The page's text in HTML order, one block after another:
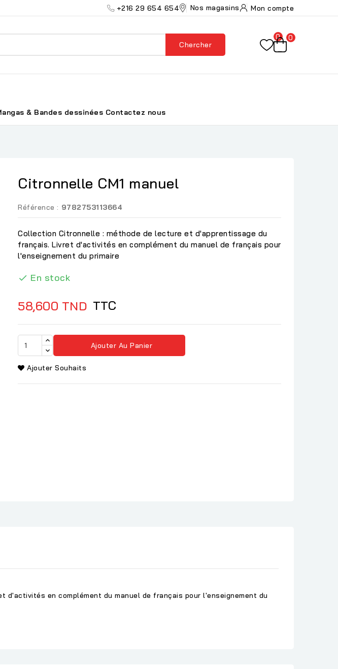
+216 29 654 654 Nos magasins Mon compte
Chercher
0 0
& Bandes dessinées Contactez nous
Citronnelle CM1 manuel
Référence : 9782753113664
Collection Citronnelle : méthode de lecture et d'apprentissage du
français. Livret d'activités en complément du manuel de français pour
l'enseignement du primaire
 En stock
58,600 TND TTC
Ajouter Au Panier
Ajouter Souhaits
en complément du manuel de français pour l'enseignement du